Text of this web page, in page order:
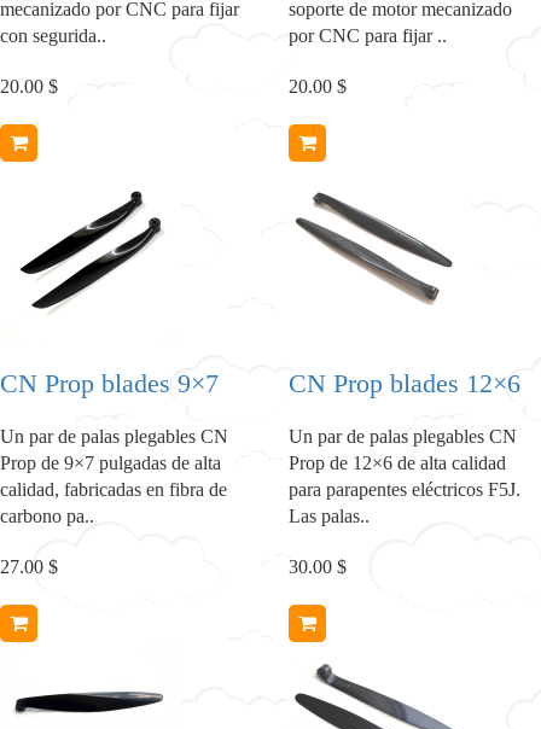
mecanizado por CNC para fijar
con segurida..
20.00 $
soporte de motor mecanizado
por CNC para fijar ..
20.00 $
CN Prop blades 9×7
Un par de palas plegables CN
Prop de 9×7 pulgadas de alta
calidad, fabricadas en fibra de
carbono pa..
27.00 $
CN Prop blades 12×6
Un par de palas plegables CN
Prop de 12×6 de alta calidad
para parapentes eléctricos F5J.
Las palas..
30.00 $